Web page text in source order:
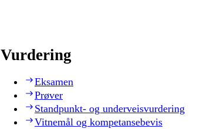
Vurdering
Eksamen
Prøver
Standpunkt- og underveisvurdering
Vitnemål og kompetansebevis